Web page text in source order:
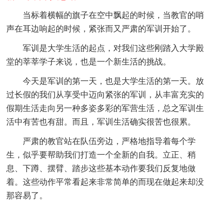
当标着横幅的旗子在空中飘起的时候，当教官的哨
声在耳边响起的时候，紧张而又严肃的军训开始了。
军训是大学生活的起点，对我们这些刚踏入大学殿
堂的莘莘学子来说，也是一个新生活的挑战。
今天是军训的第一天，也是大学生活的第一天。放
过长假的我们从享受中迈向紧张的军训，从丰富充实的
假期生活走向另一种多姿多彩的军营生活，总之军训生
活中有苦也有甜。而且，军训生活确实很苦也很累。
严肃的教官站在队伍旁边，严格地指导着每个学
生，似乎要帮助我们打造一个全新的自我。立正、稍
息、下蹲、摆臂、踏步这些基本动作要我们反复地做
着。这些动作平常看起来非常简单的而现在做起来却没
那容易了。